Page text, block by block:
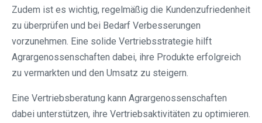
Zudem ist es wichtig, regelmäßig die Kundenzufriedenheit
zu überprüfen und bei Bedarf Verbesserungen
vorzunehmen. Eine solide Vertriebsstrategie hilft
Agrargenossenschaften dabei, ihre Produkte erfolgreich
zu vermarkten und den Umsatz zu steigern.
Eine Vertriebsberatung kann Agrargenossenschaften
dabei unterstützen, ihre Vertriebsaktivitäten zu optimieren.